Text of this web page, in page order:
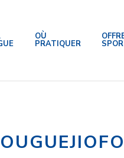
OÙ
PRATIQUER